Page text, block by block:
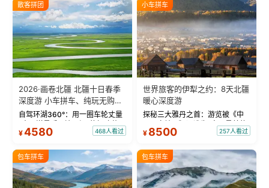
散客拼团
2026·画卷北疆 北疆十日春季
深度游 小车拼车、纯玩无购
物！
自驾环湖360°：用一圈车轮丈量
“大西洋最后一滴眼泪”的极致蔚
蓝。 赛湖旅拍：甄选多款风格服
绝美瞬间。 赛湖坦克300跟车视
频：专业摄影师...
¥4580 468人看过
小车拼车
世界旅客的伊犁之约：8天北疆
暖心深度游
探秘三大雅丹之首：游览被《中
国国家地理》评选为“中国最美的
三大雅丹”第一名的克拉玛依魔鬼
瓦人最大村落——禾木村，欣赏
晨雾与小木...
¥ 8500 257人看过
包车拼车 包车拼车